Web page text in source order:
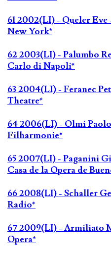
61 2002(LI) - Queler
New York*
62 2003(LI) - Palumbo
Carlo di Napoli*
63 2004(LI) - Feranec
Theatre*
64 2006(LI) - Olmi
Filharmonie*
65 2007(LI) - Paganini
Casa de la Opera de
66 2008(LI) - Schaller
Radio*
67 2009(LI) - Armiliato
Opera*